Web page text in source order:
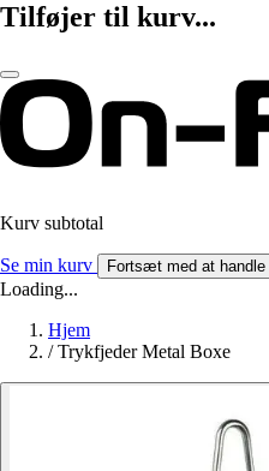
Tilføjer til kurv...
Kurv subtotal
Se min kurv Fortsæt med at handle
Loading...
Hjem
/ Trykfjeder Metal Boxe